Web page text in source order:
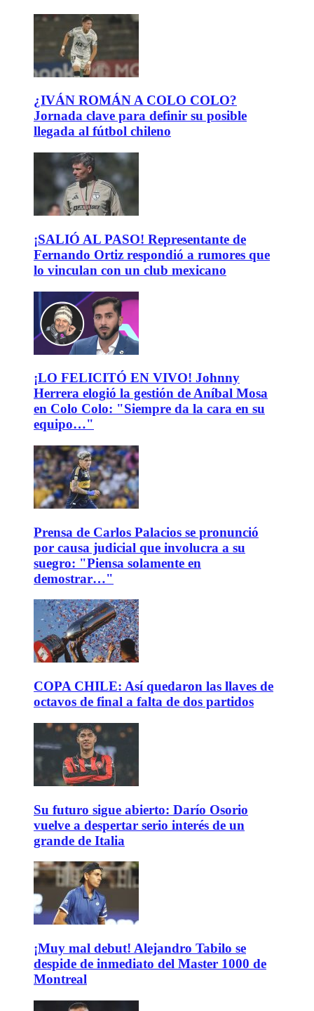
¿IVÁN ROMÁN A COLO COLO?
Jornada clave para definir su posible
llegada al fútbol chileno
¡SALIÓ AL PASO! Representante de
Fernando Ortiz respondió a rumores que
lo vinculan con un club mexicano
¡LO FELICITÓ EN VIVO! Johnny
Herrera elogió la gestión de Aníbal Mosa
en Colo Colo: "Siempre da la cara en su
equipo…"
Prensa de Carlos Palacios se pronunció
por causa judicial que involucra a su
suegro: "Piensa solamente en
demostrar…"
COPA CHILE: Así quedaron las llaves de
octavos de final a falta de dos partidos
Su futuro sigue abierto: Darío Osorio
vuelve a despertar serio interés de un
grande de Italia
¡Muy mal debut! Alejandro Tabilo se
despide de inmediato del Master 1000 de
Montreal